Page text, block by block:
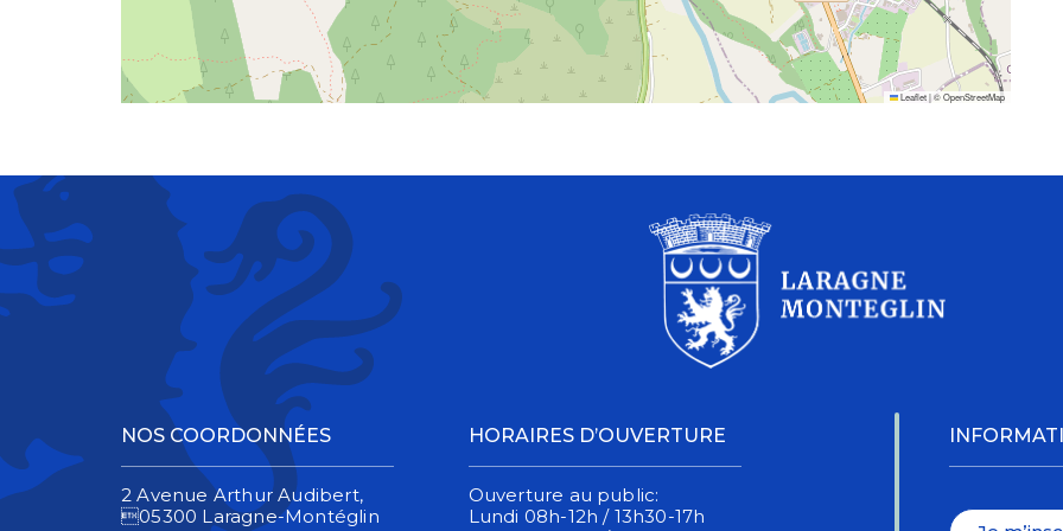
Leaflet|©OpenStreetMap
NOS COORDONNÉES
2 Avenue Arthur Audibert,
05300 Laragne-Montéglin
HORAIRES D’OUVERTURE
Ouverture au public:
Lundi 08h-12h / 13h30-17h